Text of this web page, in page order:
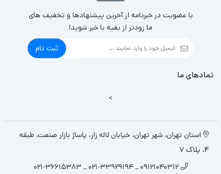
با عضویت در خبرنامه از آخرین پیشنهادها و تخفیف های
ما زودتر از بقیه با خبر شوید!
ثبت نام
نمادهای ما
>
استان تهران، شهر تهران، خیابان لاله زار، پاساژ بازار صنعت، طبقه
4، پلاک 7
09121040312 _ 021-33929194 _ 021-36615383